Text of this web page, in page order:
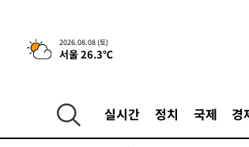
2026.08.08 (토)
서울 26.3℃
실시간 정치 국제 경
9시간 전 >[속보]뉴욕증시 상승 마감…S&P
-18098초 전 >
[속보]與최고위원 제주·인천 순
한민수·김용 순
-18051초 전 >